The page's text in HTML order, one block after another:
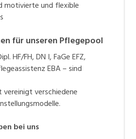
motivierte und flexible
für unseren Pflegepool
HF/FH, DN I, FaGe EFZ,
EBA – sind
verschiedene
bei uns